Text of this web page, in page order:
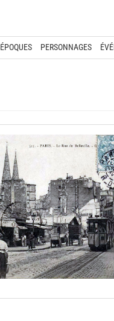
ÉPOQUES PERSONNAGES